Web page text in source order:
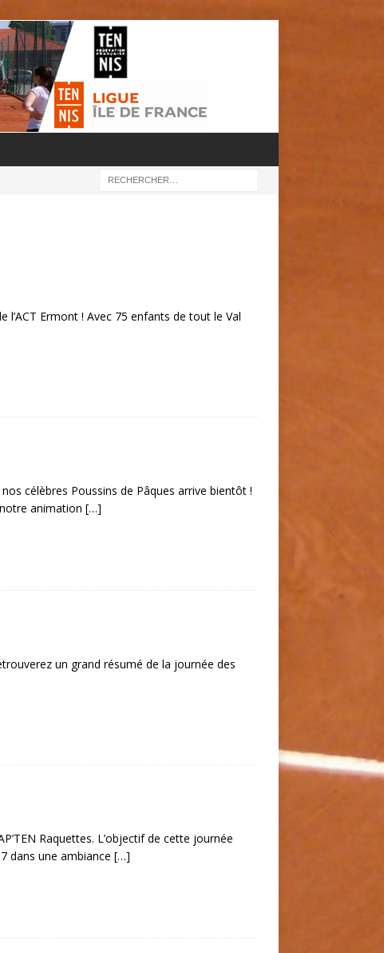
Ermont ! Avec 75 enfants de tout le Val
célèbres Poussins de Pâques arrive bientôt !
animation […]
un grand résumé de la journée des
Raquettes. L’objectif de cette journée
dans une ambiance […]